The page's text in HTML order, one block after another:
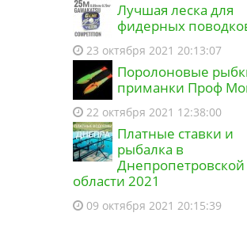
Лучшая леска для
фидерных
23 октября 2021 20:13:07
Поролоновые
приманки Проф
22 октября 2021 12:38:00
Платные ставки и
рыбалка в
Днепропетровской
области 2021
09 октября 2021 20:15:39